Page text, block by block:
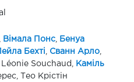
Вімала Понс,
Бенуа
Бехті Сванн Арло,
Souchaud,
Каміль
Тео Крістін